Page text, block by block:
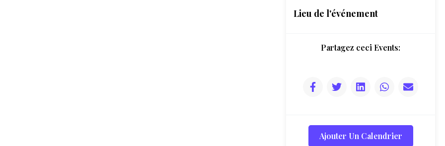
Lieu de l'événement
Partagez ceci Events:
Ajouter Un Calendrier